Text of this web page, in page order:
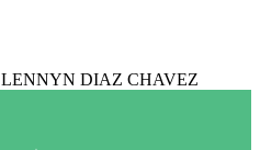
LENNYN DIAZ CHAVEZ